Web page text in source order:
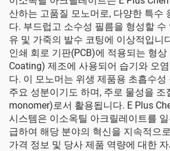
산하는 고품질 모노머로, 다양한 특수
다. 부드럽고 소수성 필름을 형성할 수
유 및 가죽의 발수 코팅에 이상적입니
인쇄 회로 기판(PCB)에 적용되는 형
Coating) 제조에 사용되어 습기와 오
다. 이 모노머는 위생 제품용 초흡수성
주요 성분이기도 하며, 주로 물성을 조
monomer)로서 활용됩니다. E Plus
시스템은 이소옥틸 아크릴레이트를
급하여 해당 분야의 혁신을 지속적으
가격 정보 및 당사 제품 역량에 대한